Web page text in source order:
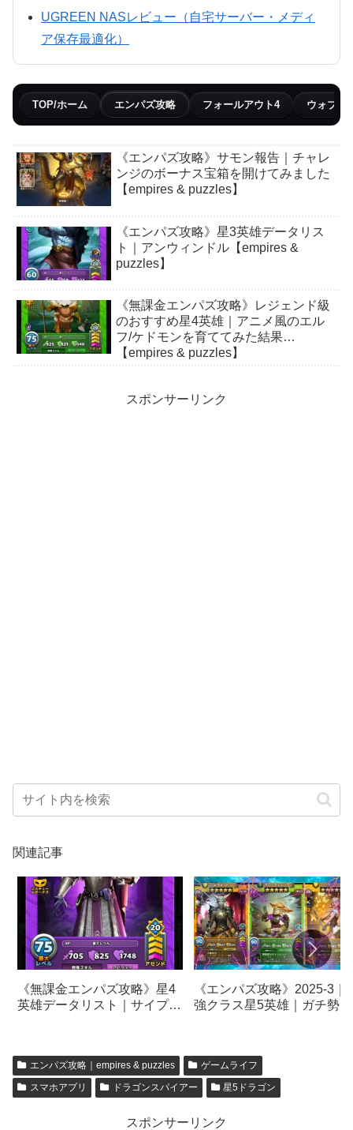
UGREEN NASレビュー（自宅サーバー・メディ
ア保存最適化）
TOP/ホーム エンパズ攻略 フォールアウト4 ウォブリ
《エンパズ攻略》サモン報告｜チャレ
ンジのボーナス宝箱を開けてみました
【empires & puzzles】
《エンパズ攻略》星3英雄データリス
ト｜アンウィンドル【empires &
puzzles】
《無課金エンパズ攻略》レジェンド級
のおすすめ星4英雄｜アニメ風のエル
フ/ケドモンを育ててみた結果…
【empires & puzzles】
スポンサーリンク
関連記事
《無課金エンパズ攻略》星4
英雄データリスト｜サイプリ
《エンパズ攻略》2025-3｜
強クラス星5英雄｜ガチ勢お
エンパズ攻略｜empires & puzzles
ゲームライフ
スマホアプリ
ドラゴンスパイアー 星5ドラゴン
スポンサーリンク